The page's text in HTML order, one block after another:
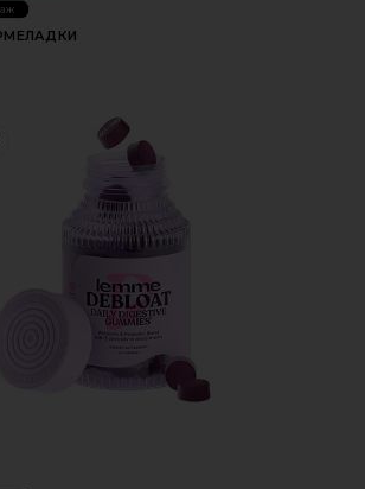
ВИТАМИННЫЕ МАРМЕЛАДКИ DEBLOAT